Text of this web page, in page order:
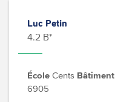
Luc Petin
4.2 B*
École Cents Bâtiment
6905